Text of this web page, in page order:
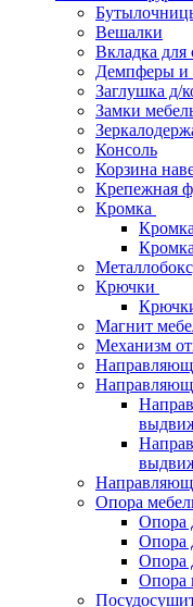
Вешалки
Вкладка для
Демпферы и
Заглушка д/
Замки
Консоль
Корзина
Крепежная
Кромка
Крючки
Магнит
Механизм
Опора
Опора
Опора
Опора
Опора